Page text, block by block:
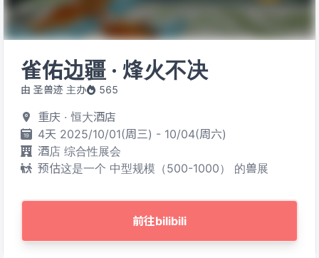
雀佑边疆 · 烽火不决
由 圣兽迹 主办 565
重庆 · 恒大酒店
4天 2025/10/01(周三) - 10/04(周六)
酒店 综合性展会
预估这是一个 中型规模（500-1000） 的兽展
前往bilibili